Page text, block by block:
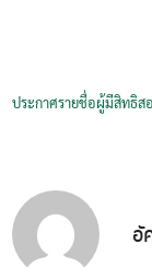
ประกาศรายชื่อผู้มีสิทธิส
อั